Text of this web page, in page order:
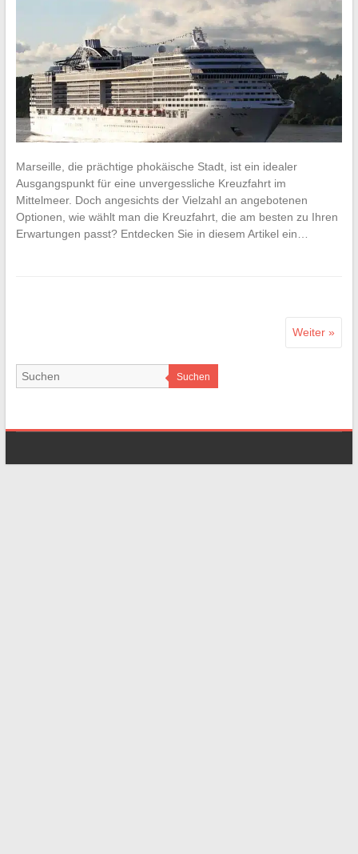
Marseille, die prächtige phokäische Stadt, ist ein idealer
Ausgangspunkt für eine unvergessliche Kreuzfahrt im
Mittelmeer. Doch angesichts der Vielzahl an angebotenen
Optionen, wie wählt man die Kreuzfahrt, die am besten zu Ihren
Erwartungen passt? Entdecken Sie in diesem Artikel ein…
Weiter »
Suchen